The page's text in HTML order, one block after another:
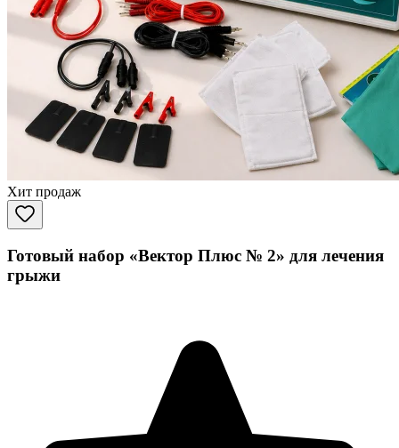
Хит продаж
Готовый набор «Вектор Плюс № 2» для лечения
грыжи